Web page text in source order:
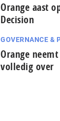
Orange aast
Decision
GOVERNANCE &
Orange neemt
volledig over